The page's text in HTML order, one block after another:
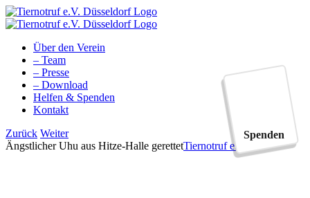
Zum
Inhalt
Über den Verein
– Team
– Presse
– Download
Helfen & Spenden
Kontakt
Facebook
YouTube
Instagram
Tiktok
Zurück Weiter
Ängstlicher Uhu aus Hitze-Halle gerettetTiernotruf e.V.
Spenden